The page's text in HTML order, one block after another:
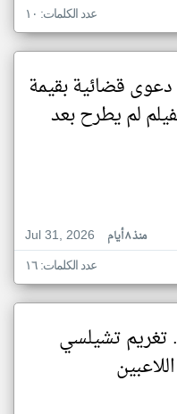
عدد الكلمات: ١٠
قضائية بقيمة
لفيلم لم يطرح بعد
Jul 31, 2026
منذ ٨ أيام
عدد الكلمات: ١٦
تغريم تشيلسي